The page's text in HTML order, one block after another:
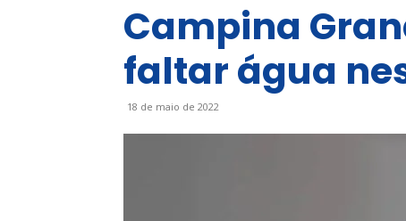
Campina
faltar água
18 de maio de 2022